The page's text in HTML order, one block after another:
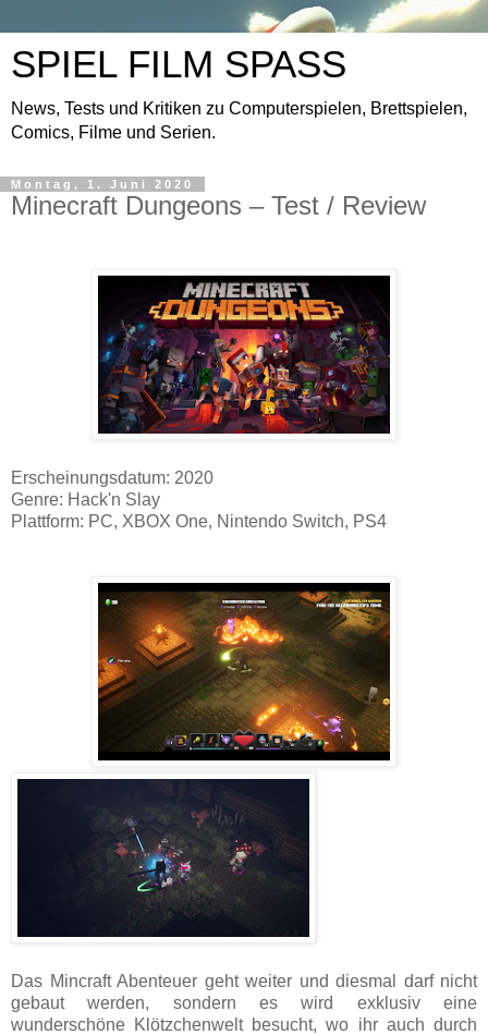
SPIEL FILM SPASS
News, Tests und Kritiken zu Computerspielen, Brettspielen,
Comics, Filme und Serien.
Montag, 1. Juni 2020
Minecraft Dungeons – Test / Review
Erscheinungsdatum: 2020
Genre: Hack'n Slay
Plattform: PC, XBOX One, Nintendo Switch, PS4
Das Mincraft Abenteuer geht weiter und diesmal darf nicht
gebaut werden, sondern es wird exklusiv eine
wunderschöne Klötzchenwelt besucht, wo ihr auch durch